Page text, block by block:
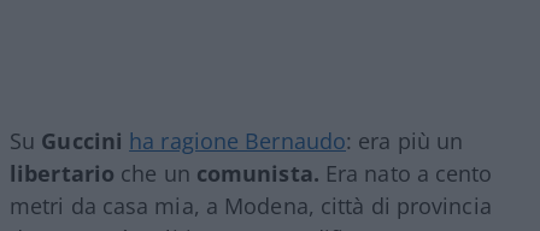
Su Guccini ha ragione Bernaudo: era più un
libertario che un comunista. Era nato a cento
metri da casa mia, a Modena, città di provincia